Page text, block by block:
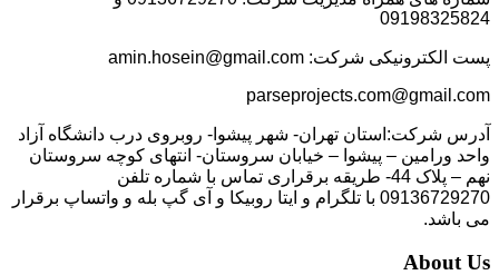
09198325824
پست الکترونیکی شرکت: amin.hosein@gmail.com
parseprojects.com@gmail.com
آدرس شرکت:استان تهران- شهر پیشوا- روبروی درب دانشگاه آزاد
واحد ورامین – پیشوا – خیابان سروستان- انتهای کوچه سروستان
نهم – پلاک 44- طریقه برقراری تماس با شماره تلفن
09136729270 با تلگرام و ایتا روبیکا و آی گپ بله و واتساپ برقرار
می باشد.
About Us